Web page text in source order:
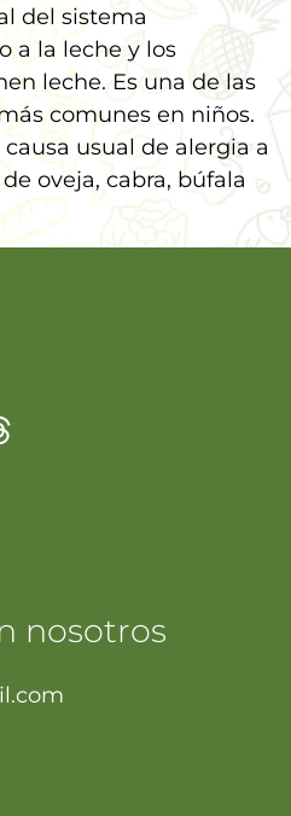
del sistema
a la leche y los
leche. Es una de las
comunes en niños.
usual de alergia a
oveja, cabra, búfala
nosotros